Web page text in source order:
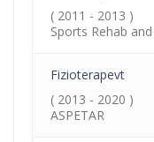
( 2011 - 2013 )
Sports Rehab
Fizioterapevt
( 2013 - 2020 )
ASPETAR